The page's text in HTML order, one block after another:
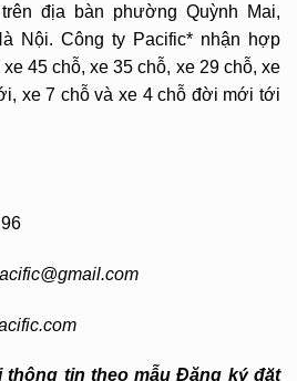
địa bàn phường Quỳnh Mai,
Nội. Công ty Pacific* nhận hợp
45 chỗ, xe 35 chỗ, xe 29 chỗ, xe
xe 7 chỗ và xe 4 chỗ đời mới tới
thông tin theo mẫu Đăng ký đặt